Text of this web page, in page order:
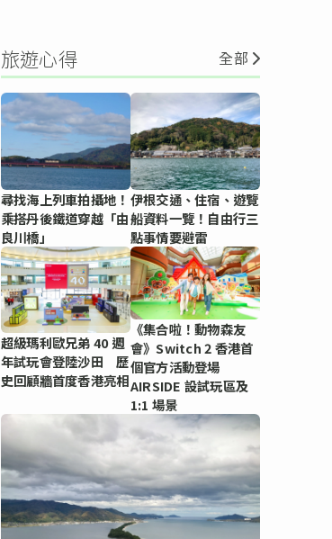
旅遊心得 全部
尋找海上列車拍攝地！
乘搭丹後鐵道穿越「由
良川橋」
伊根交通、住宿、遊覽
船資料一覽！自由行三
點事情要避雷
超級瑪利歐兄弟 40 週
年試玩會登陸沙田 歷
史回顧牆首度香港亮相
《集合啦！動物森友
會》Switch 2 香港首
個官方活動登場
AIRSIDE 設試玩區及
1:1 場景